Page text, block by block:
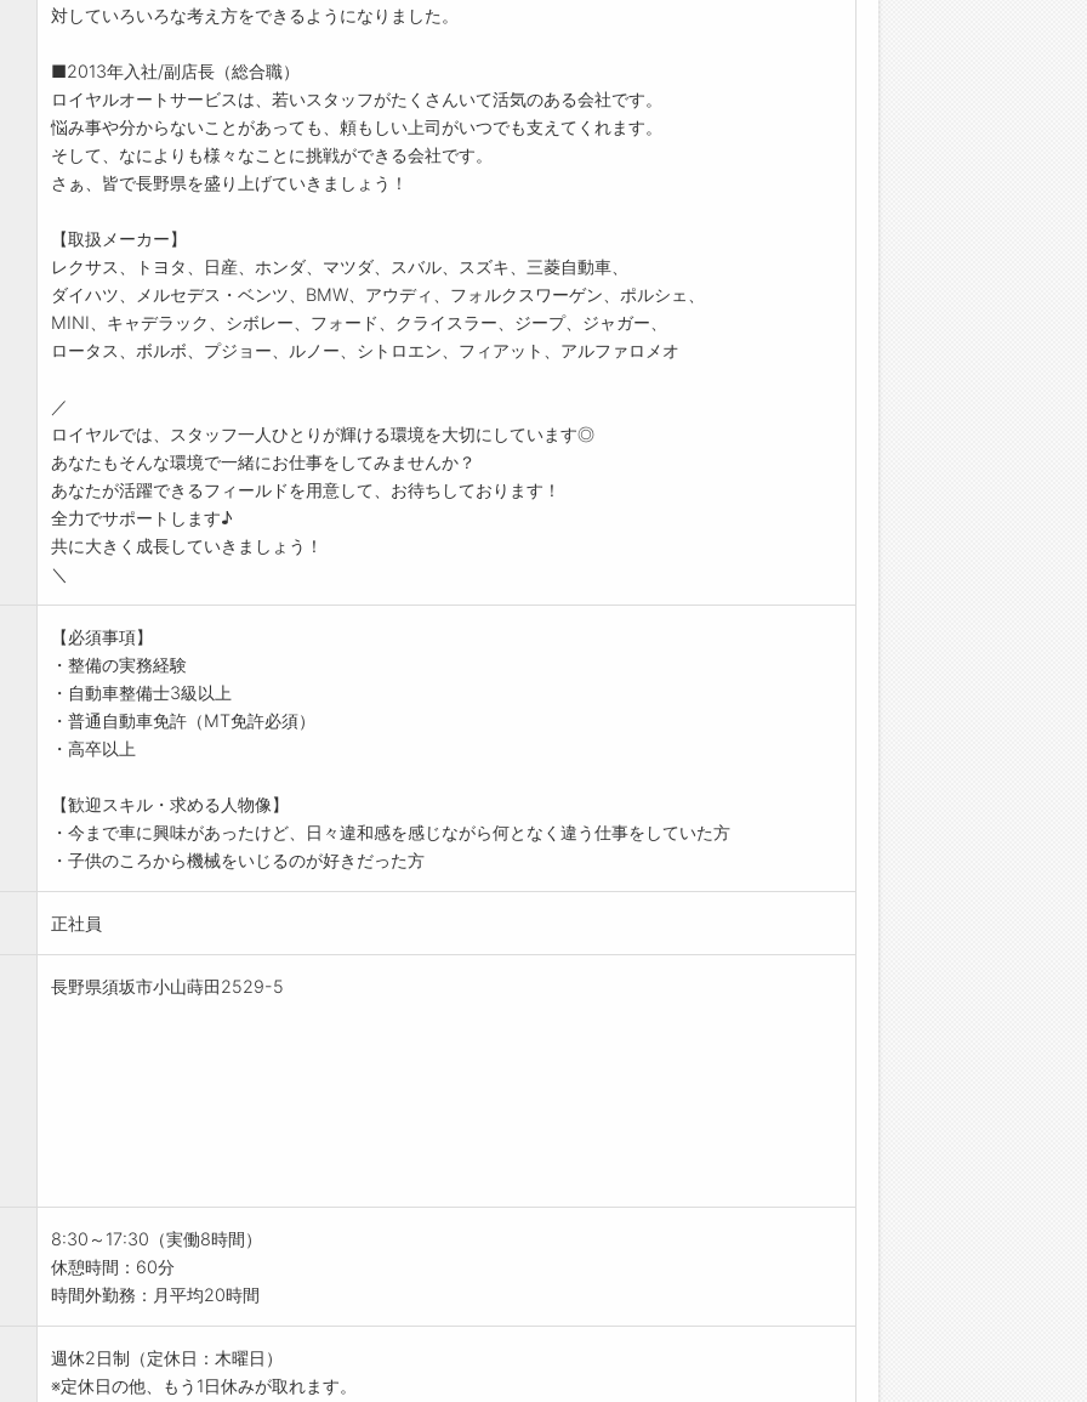
対していろいろな考え方をできるようになりました。
■2013年入社/副店長（総合職）
ロイヤルオートサービスは、若いスタッフがたくさんいて活気のある会社です。
悩み事や分からないことがあっても、頼もしい上司がいつでも支えてくれます。
そして、なによりも様々なことに挑戦ができる会社です。
さぁ、皆で長野県を盛り上げていきましょう！
【取扱メーカー】
レクサス、トヨタ、日産、ホンダ、マツダ、スバル、スズキ、三菱自動車、
ダイハツ、メルセデス・ベンツ、BMW、アウディ、フォルクスワーゲン、ポルシェ、
MINI、キャデラック、シボレー、フォード、クライスラー、ジープ、ジャガー、
ロータス、ボルボ、プジョー、ルノー、シトロエン、フィアット、アルファロメオ
／
ロイヤルでは、スタッフ一人ひとりが輝ける環境を大切にしています◎
あなたもそんな環境で一緒にお仕事をしてみませんか？
あなたが活躍できるフィールドを用意して、お待ちしております！
全力でサポートします♪
共に大きく成長していきましょう！
＼
【必須事項】
・整備の実務経験
・自動車整備士3級以上
・普通自動車免許（MT免許必須）
・高卒以上
【歓迎スキル・求める人物像】
・今まで車に興味があったけど、日々違和感を感じながら何となく違う仕事をしていた方
・子供のころから機械をいじるのが好きだった方
正社員
長野県須坂市小山蒔田2529-5
8:30～17:30（実働8時間）
休憩時間：60分
時間外勤務：月平均20時間
週休2日制（定休日：木曜日）
※定休日の他、もう1日休みが取れます。